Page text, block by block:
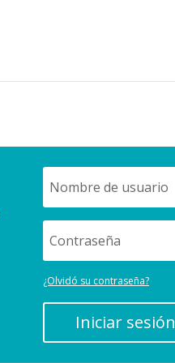
¿Olvidó su contraseña?
Iniciar sesión